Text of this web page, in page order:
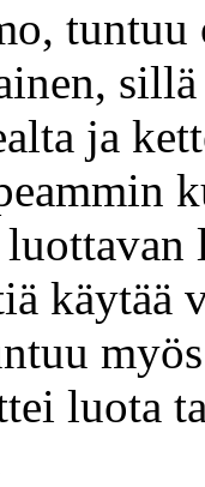
tuntuu
ja
käytää
luota